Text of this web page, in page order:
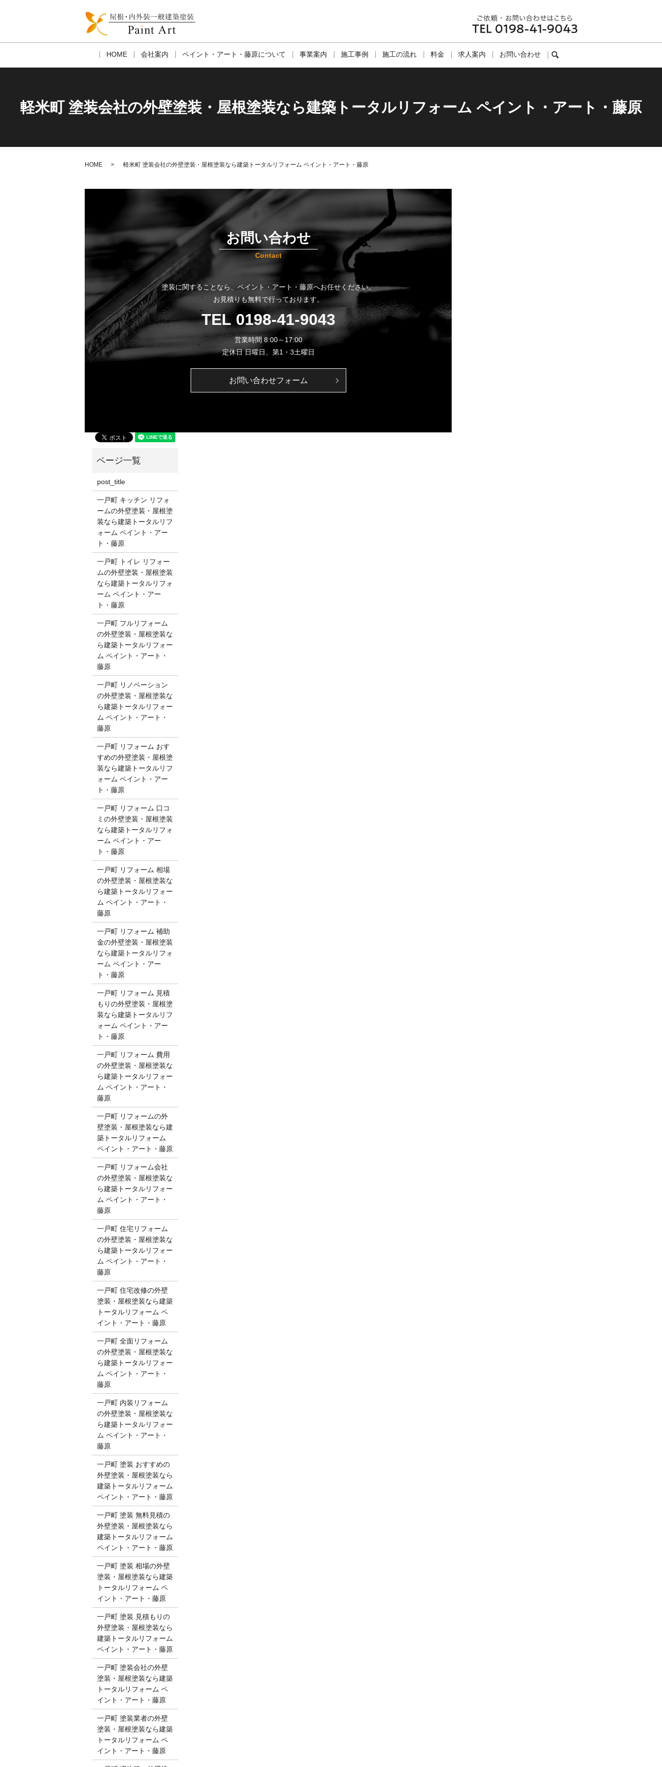
HOME 会社案内 ペイント・アート・藤原について 事業案内 施工事例 施工の流れ 料金 求人案内 お問い合わせ search
軽米町 塗装会社の外壁塗装・屋根塗装なら建築トータルリフォーム ペイント・アート・藤原
HOME 軽米町 塗装会社の外壁塗装・屋根塗装なら建築トータルリフォーム ペイント・アート・藤原
お問い合わせ
Contact
塗装に関することなら、 ペイント・アート・藤原へお任せください。
お見積りも無料で行っております。
TEL 0198-41-9043
営業時間 8:00～17:00
定休日 日曜日、第1・3土曜日
お問い合わせフォーム
post_title
一戸町 キッチン リフォ
ームの外壁塗装・屋根塗
装なら建築トータルリフ
ォーム ペイント・アー
ト・藤原
一戸町 トイレ リフォー
ムの外壁塗装・屋根塗装
なら建築トータルリフォ
ーム ペイント・アー
ト・藤原
一戸町 フルリフォーム
の外壁塗装・屋根塗装な
ら建築トータルリフォー
ム ペイント・アート・
藤原
一戸町 リノベーション
の外壁塗装・屋根塗装な
ら建築トータルリフォー
ム ペイント・アート・
藤原
一戸町 リフォーム おす
すめの外壁塗装・屋根塗
装なら建築トータルリフ
ォーム ペイント・アー
ト・藤原
一戸町 リフォーム 口コ
ミの外壁塗装・屋根塗装
なら建築トータルリフォ
ーム ペイント・アー
ト・藤原
一戸町 リフォーム 相場
の外壁塗装・屋根塗装な
ら建築トータルリフォー
ム ペイント・アート・
藤原
一戸町 リフォーム 補助
金の外壁塗装・屋根塗装
なら建築トータルリフォ
ーム ペイント・アー
ト・藤原
一戸町 リフォーム 見積
もりの外壁塗装・屋根塗
装なら建築トータルリフ
ォーム ペイント・アー
ト・藤原
一戸町 リフォーム 費用
の外壁塗装・屋根塗装な
ら建築トータルリフォー
ム ペイント・アート・
藤原
一戸町 リフォームの外
壁塗装・屋根塗装なら建
築トータルリフォーム
ペイント・アート・藤原
一戸町 リフォーム会社
の外壁塗装・屋根塗装な
ら建築トータルリフォー
ム ペイント・アート・
藤原
一戸町 住宅リフォーム
の外壁塗装・屋根塗装な
ら建築トータルリフォー
ム ペイント・アート・
藤原
一戸町 住宅改修の外壁
塗装・屋根塗装なら建築
トータルリフォーム ペ
イント・アート・藤原
一戸町 全面リフォーム
の外壁塗装・屋根塗装な
ら建築トータルリフォー
ム ペイント・アート・
藤原
一戸町 内装リフォーム
の外壁塗装・屋根塗装な
ら建築トータルリフォー
ム ペイント・アート・
藤原
一戸町 塗装 おすすめの
外壁塗装・屋根塗装なら
建築トータルリフォーム
ペイント・アート・藤原
一戸町 塗装 無料見積の
外壁塗装・屋根塗装なら
建築トータルリフォーム
ペイント・アート・藤原
一戸町 塗装 相場の外壁
塗装・屋根塗装なら建築
トータルリフォーム ペ
イント・アート・藤原
一戸町 塗装 見積もりの
外壁塗装・屋根塗装なら
建築トータルリフォーム
ペイント・アート・藤原
一戸町 塗装会社の外壁
塗装・屋根塗装なら建築
トータルリフォーム ペ
イント・アート・藤原
一戸町 塗装業者の外壁
塗装・屋根塗装なら建築
トータルリフォーム ペ
イント・アート・藤原